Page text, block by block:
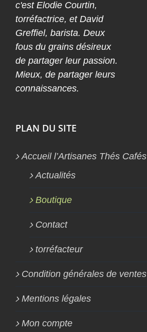
c'est Elodie Courtin,
torréfactrice, et David
Greffiel, barista. Deux
fous du grains désireux
de partager leur passion.
Mieux, de partager leurs
connaissances.
PLAN DU SITE
Accueil l’Artisanes Thés Cafés
Actualités
Boutique
Contact
torréfacteur
Condition générales de ventes
Mentions légales
Mon compte